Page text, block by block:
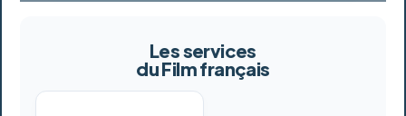
Les services
du Film français